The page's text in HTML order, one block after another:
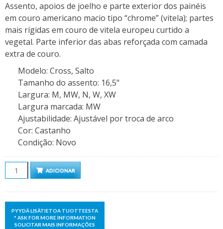
Assento, apoios de joelho e parte exterior dos painéis
em couro americano macio tipo “chrome” (vitela); partes
mais rígidas em couro de vitela europeu curtido a
vegetal. Parte inferior das abas reforçada com camada
extra de couro.
Modelo: Cross, Salto
Tamanho do assento: 16,5"
Largura: M, MW, N, W, XW
Largura marcada: MW
Ajustabilidade: Ajustável por troca de arco
Cor: Castanho
Condição: Novo
QuantidadeADICIONAR